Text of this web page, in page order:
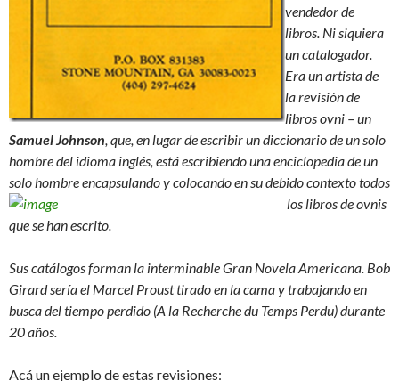
vendedor de
libros. Ni siquiera
un catalogador.
Era un artista de
la revisión de
libros ovni – un
Samuel Johnson, que, en lugar de escribir un diccionario de un solo
hombre del idioma inglés, estáescribiendo una enciclopedia de un
solo hombre encapsulando ycolocando en su debido contexto todos
los libros de ovnis
que se han escrito.
Sus catálogosforman la interminable Gran Novela Americana. Bob
Girard sería el Marcel Proust tirado en la cama y trabajando en
busca del tiempo perdido (A la Recherche du Temps Perdu) durante
20 años.
Acá un ejemplo de estas revisiones: